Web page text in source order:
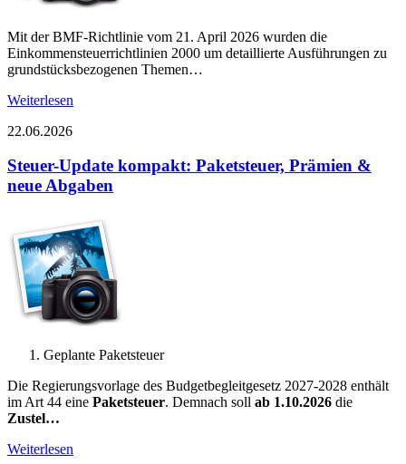
Mit der BMF-Richtlinie vom 21. April 2026 wurden die
Einkommensteuerrichtlinien 2000 um detaillierte Ausführungen zu
grundstücksbezogenen Themen…
Weiterlesen
22.06.2026
Steuer-Update kompakt: Paketsteuer, Prämien &
neue Abgaben
Geplante Paketsteuer
Die Regierungsvorlage des Budgetbegleitgesetz 2027-2028 enthält
im Art 44 eine Paketsteuer. Demnach soll ab 1.10.2026 die
Zustel…
Weiterlesen